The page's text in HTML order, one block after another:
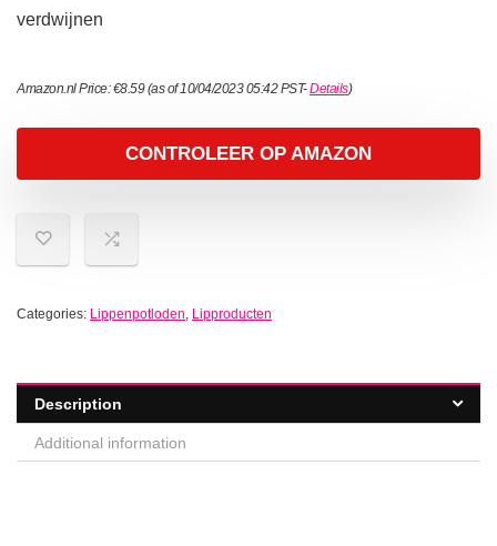
verdwijnen
Amazon.nl Price:€8.59(as of 10/04/2023 05:42 PST-Details)
CONTROLEER OP AMAZON
Categories: Lippenpotloden, Lipproducten
Description
Additional information